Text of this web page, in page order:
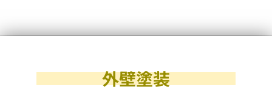
外壁塗装